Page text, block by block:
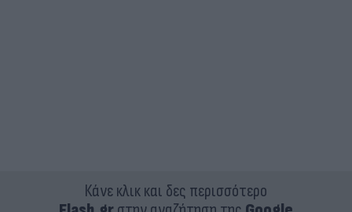
Κάνε κλικ και δες περισσότερο